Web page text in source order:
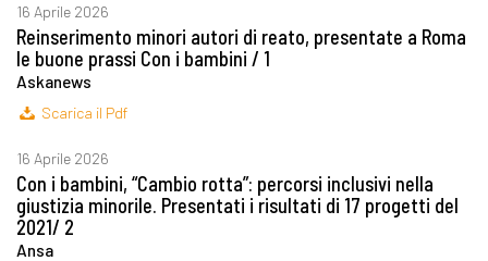
16 Aprile 2026
Reinserimento minori autori di reato, presentate a Roma
le buone prassi Con i bambini / 1
Askanews
Scarica il Pdf
16 Aprile 2026
Con i bambini, “Cambio rotta”: percorsi inclusivi nella
giustizia minorile. Presentati i risultati di 17 progetti del
2021/ 2
Ansa